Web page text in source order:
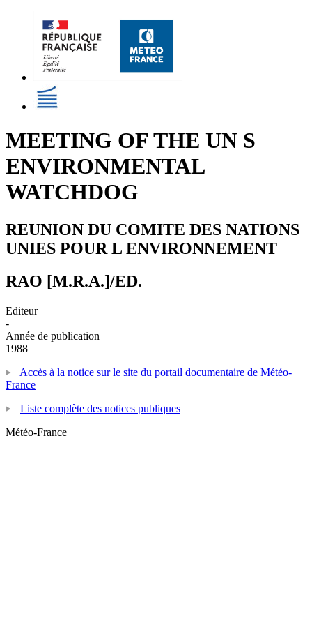
MEETING OF THE UN S
ENVIRONMENTAL
WATCHDOG
REUNION DU COMITE DES NATIONS
UNIES POUR L ENVIRONNEMENT
RAO [M.R.A.]/ED.
Editeur
-
Année de publication
1988
Accès à la notice sur le site du portail documentaire de Météo-
France
Liste complète des notices publiques
Météo-France